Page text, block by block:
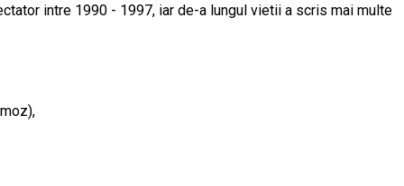
intre 1990 - 1997, iar de-a lungul vietii a scris mai multe